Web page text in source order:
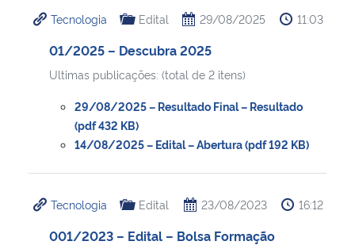
Ministério de Minas e Energia
Ministério da Ciência, Tecnologia, Inovações e Comunicações
Ministério do Turismo
Tecnologia Edital 29/08/2025 11:03
01/2025 – Descubra 2025
Ultimas publicações: (total de 2 itens)
29/08/2025 – Resultado Final – Resultado
(pdf 432 KB)
14/08/2025 – Edital – Abertura (pdf 192 KB)
Tecnologia Edital 23/08/2023 16:12
001/2023 – Edital – Bolsa Formação